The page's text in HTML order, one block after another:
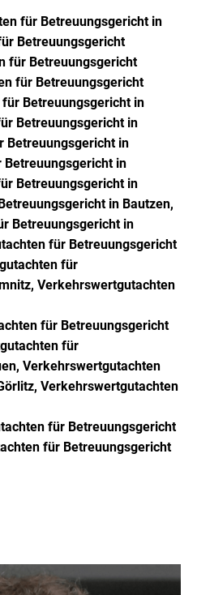
für Betreuungsgericht in
Betreuungsgericht
für Betreuungsgericht
für Betreuungsgericht
Betreuungsgericht in
Betreuungsgericht in
Betreuungsgericht in
in
Betreuungsgericht in
in Bautzen,
Betreuungsgericht in
für Betreuungsgericht
für
Verkehrswertgutachten
für Betreuungsgericht
für
Verkehrswertgutachten
Verkehrswertgutachten
für Betreuungsgericht
für Betreuungsgericht